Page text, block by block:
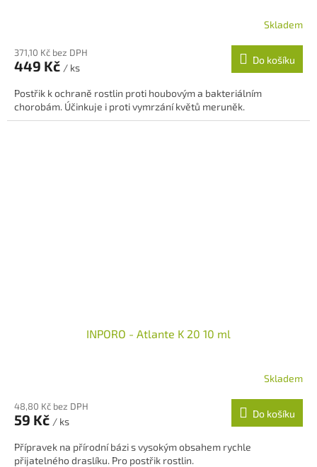
produktu
je
z
5
hvězdiček.
Skladem
371,10 Kč bez DPH
449 Kč / ks
Do košíku
Postřik k ochraně rostlin proti houbovým a bakteriálním
chorobám. Účinkuje i proti vymrzání květů meruněk.
INPORO - Atlante K 20 10 ml
Skladem
48,80 Kč bez DPH
59 Kč / ks
Do košíku
Přípravek na přírodní bázi s vysokým obsahem rychle
přijatelného draslíku. Pro postřik rostlin.